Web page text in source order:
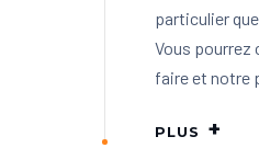
particulier
Vous
faire et notre
PLUS